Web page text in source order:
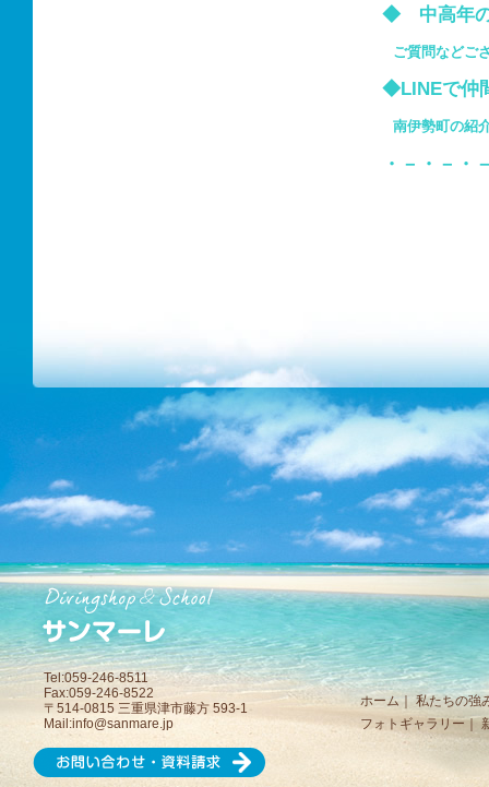
◆ 中高
ご質問などご
◆LINEで
南伊勢町
・－・－・
Tel:059-246-8511
Fax:059-246-8522
〒514-0815 三重県津市藤方 593-1
Mail:info@sanmare.jp
ホーム ｜ 私たちの強
フォトギャラリー｜